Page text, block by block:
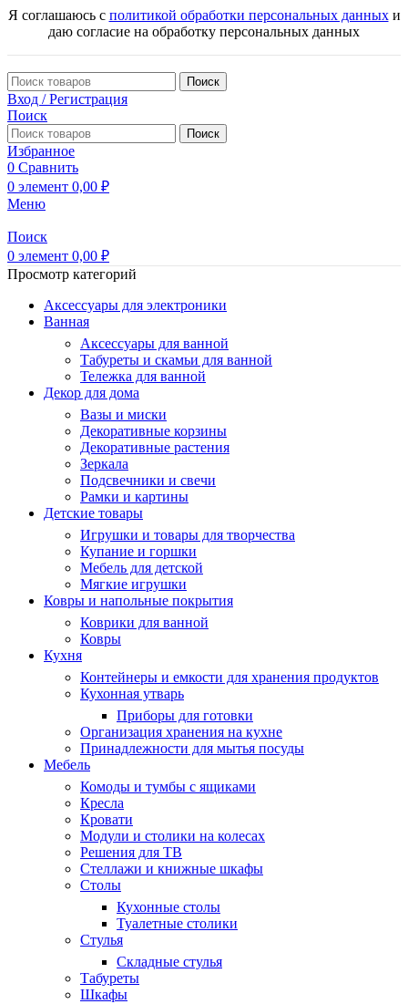
Я соглашаюсь с политикой обработки персональных данныхи
даю согласие на обработку персональных данных
Поиск
Вход / Регистрация
Поиск
Поиск
Избранное
0 Сравнить
0 элемент 0,00 ₽
Меню
Поиск
0 элемент 0,00 ₽
Просмотр категорий
Аксессуары для электроники
Ванная
Аксессуары для ванной
Табуреты и скамьи для ванной
Тележка для ванной
Декор для дома
Вазы и миски
Декоративные корзины
Декоративные растения
Зеркала
Подсвечники и свечи
Рамки и картины
Детские товары
Игрушки и товары для творчества
Купание и горшки
Мебель для детской
Мягкие игрушки
Ковры и напольные покрытия
Коврики для ванной
Ковры
Кухня
Контейнеры и емкости для хранения продуктов
Кухонная утварь
Приборы для готовки
Организация хранения на кухне
Принадлежности для мытья посуды
Мебель
Комоды и тумбы с ящиками
Кресла
Кровати
Модули и столики на колесах
Решения для ТВ
Стеллажи и книжные шкафы
Столы
Кухонные столы
Туалетные столики
Стулья
Складные стулья
Табуреты
Шкафы